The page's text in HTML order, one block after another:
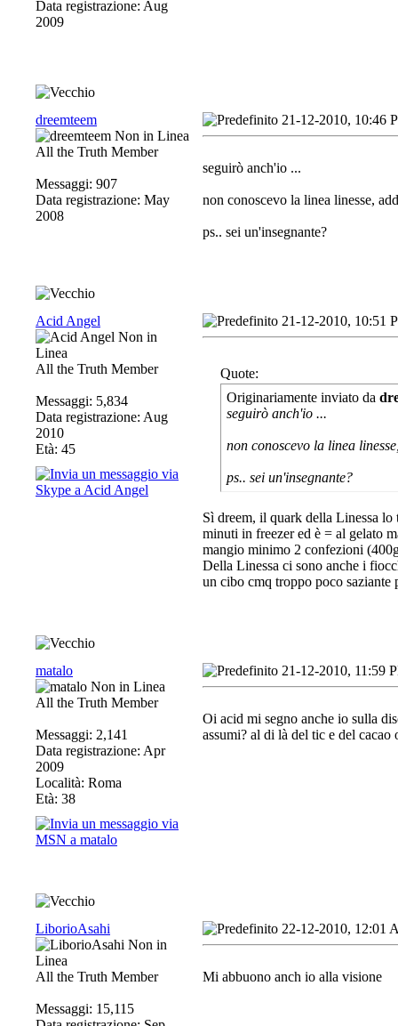
Data registrazione: Aug
2009
dreemteem
All the Truth Member
Messaggi: 907
Data registrazione: May
2008
21-12-2010, 10:46
seguirò anch'io ...
non conoscevo la linea linesse,
ps.. sei un'insegnante?
Acid Angel
All the Truth Member
Messaggi: 5,834
Data registrazione: Aug
2010
Età: 45
21-12-2010, 10:51
Quote:
Originariamente inviato da
seguirò anch'io ...
non conoscevo la linea
ps.. sei un'insegnante?
Sì dreem, il quark della Linessa
minuti in freezer ed è = al gelato
mangio minimo 2 confezioni
Della Linessa ci sono anche i
un cibo cmq troppo poco
matalo
All the Truth Member
Messaggi: 2,141
Data registrazione: Apr
2009
Località: Roma
Età: 38
21-12-2010, 11:59
Oi acid mi segno anche io sulla
assumi? al di là del tic e del cacao
LiborioAsahi
All the Truth Member
Messaggi: 15,115
22-12-2010, 12:01
Mi abbuono anch io alla visione